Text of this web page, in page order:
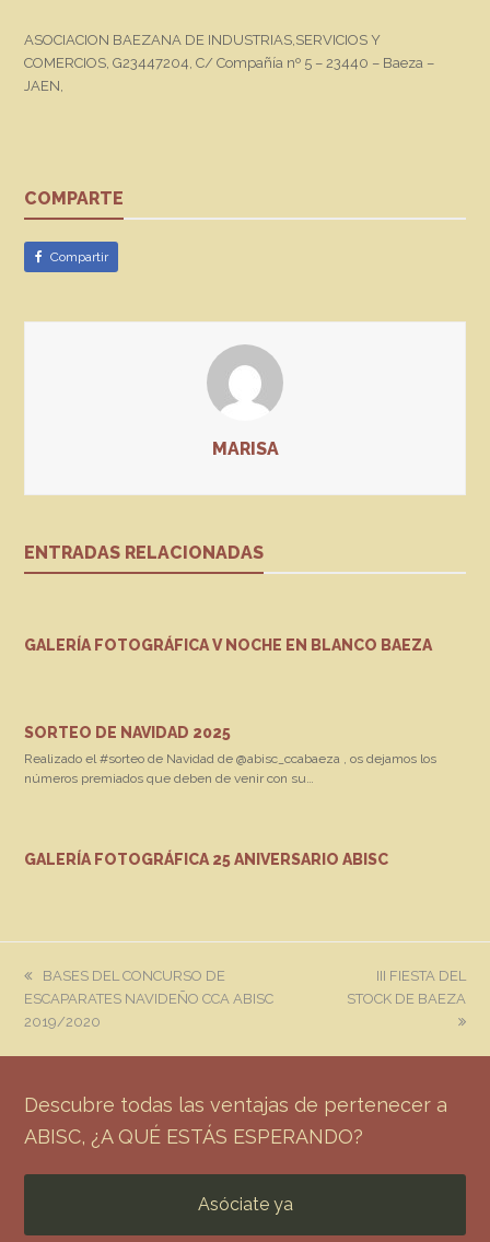
ASOCIACION BAEZANA DE INDUSTRIAS,SERVICIOS Y
COMERCIOS, G23447204, C/ Compañía nº 5 – 23440 – Baeza –
JAEN,
COMPARTE
Compartir
MARISA
ENTRADAS RELACIONADAS
GALERÍA FOTOGRÁFICA V NOCHE EN BLANCO BAEZA
SORTEO DE NAVIDAD 2025
Realizado el #sorteo de Navidad de @abisc_ccabaeza , os dejamos los
números premiados que deben de venir con su…
GALERÍA FOTOGRÁFICA 25 ANIVERSARIO ABISC
previous
post:
BASES DEL CONCURSO DE
ESCAPARATES NAVIDEÑO CCA ABISC
2019/2020
next
post:
III FIESTA DEL
STOCK DE BAEZA
Descubre todas las ventajas de pertenecer a
ABISC, ¿A QUÉ ESTÁS ESPERANDO?
Asóciate ya